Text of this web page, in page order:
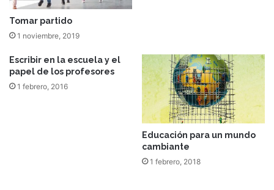
Tomar partido
1 noviembre, 2019
Escribir en la escuela y el
papel de los profesores
1 febrero, 2016
Educación para un mundo
cambiante
1 febrero, 2018